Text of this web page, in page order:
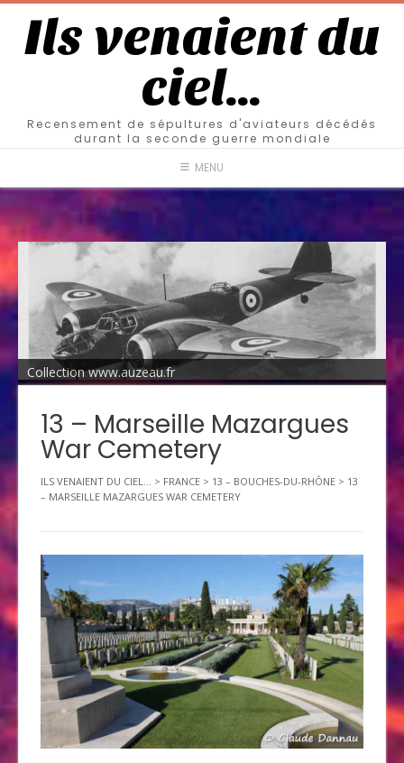
Ils venaient du
ciel…
Recensement de sépultures d'aviateurs décédés
durant la seconde guerre mondiale
MENU
Collection www.auzeau.fr
13 – Marseille Mazargues
War Cemetery
ILS VENAIENT DU CIEL... > FRANCE > 13 – BOUCHES-DU-RHÔNE > 13
– MARSEILLE MAZARGUES WAR CEMETERY